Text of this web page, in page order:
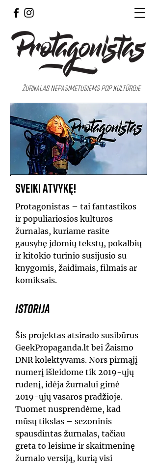
Žurnalas nepasimetusiems pop kultūroje
Sveiki atvykę!
Protagonistas – tai fantastikos
ir populiariosios kultūros
žurnalas, kuriame rasite
gausybę įdomių tekstų, pokalbių
ir kitokio turinio susijusio su
knygomis, žaidimais, filmais ar
komiksais.
Istorija
Šis projektas atsirado susibūrus
GeekPropaganda.lt bei Žaismo
DNR kolektyvams. Nors pirmąjį
numerį išleidome tik 2019-ųjų
rudenį, idėja žurnalui gimė
2019-ųjų vasaros pradžioje.
Tuomet nusprendėme, kad
mūsų tikslas – sezoninis
spausdintas žurnalas, tačiau
greta to leisime ir skaitmeninę
žurnalo versiją, kurią visi